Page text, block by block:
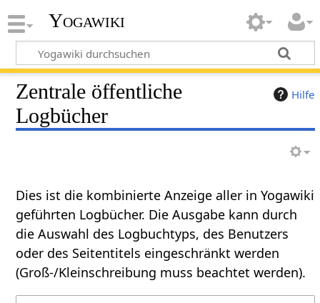
Yogawiki
Hilfe
Zentrale öffentliche
Logbücher
Dies ist die kombinierte Anzeige aller in Yogawiki
geführten Logbücher. Die Ausgabe kann durch
die Auswahl des Logbuchtyps, des Benutzers
oder des Seitentitels eingeschränkt werden
(Groß-/Kleinschreibung muss beachtet werden).